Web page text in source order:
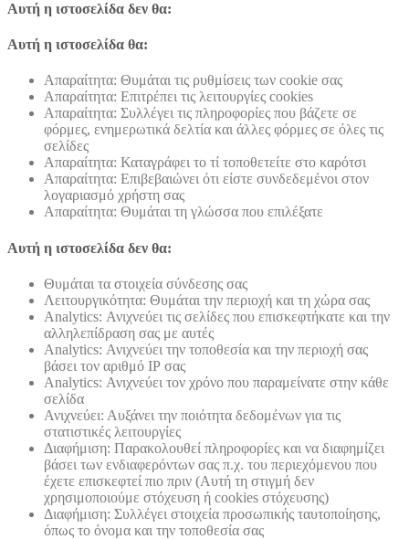
Αυτή η ιστοσελίδα δεν θα:
Αυτή η ιστοσελίδα θα:
Απαραίτητα: Θυμάται τις ρυθμίσεις των cookie σας
Απαραίτητα: Επιτρέπει τις λειτουργίες cookies
Απαραίτητα: Συλλέγει τις πληροφορίες που βάζετε σε
φόρμες, ενημερωτικά δελτία και άλλες φόρμες σε όλες τις
σελίδες
Απαραίτητα: Καταγράφει το τί τοποθετείτε στο καρότσι
Απαραίτητα: Επιβεβαιώνει ότι είστε συνδεδεμένοι στον
λογαριασμό χρήστη σας
Απαραίτητα: Θυμάται τη γλώσσα που επιλέξατε
Αυτή η ιστοσελίδα δεν θα:
Θυμάται τα στοιχεία σύνδεσης σας
Λειτουργικότητα: Θυμάται την περιοχή και τη χώρα σας
Analytics: Ανιχνεύει τις σελίδες που επισκεφτήκατε και την
αλληλεπίδραση σας με αυτές
Analytics: Ανιχνεύει την τοποθεσία και την περιοχή σας
βάσει τον αριθμό ΙΡ σας
Analytics: Ανιχνεύει τον χρόνο που παραμείνατε στην κάθε
σελίδα
Ανιχνεύει: Αυξάνει την ποιότητα δεδομένων για τις
στατιστικές λειτουργίες
Διαφήμιση: Παρακολουθεί πληροφορίες και να διαφημίζει
βάσει των ενδιαφερόντων σας π.χ. του περιεχόμενου που
έχετε επισκεφτεί πιο πριν (Αυτή τη στιγμή δεν
χρησιμοποιούμε στόχευση ή cookies στόχευσης)
Διαφήμιση: Συλλέγει στοιχεία προσωπικής ταυτοποίησης,
όπως το όνομα και την τοποθεσία σας